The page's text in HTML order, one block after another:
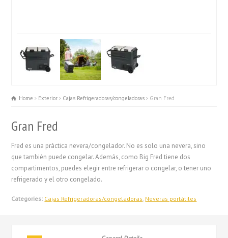
Home Exterior Cajas Refrigeradoras/congeladoras Gran Fred
Gran Fred
Fred es una práctica nevera/congelador. No es solo una nevera, sino
que también puede congelar. Además, como Big Fred tiene dos
compartimentos, puedes elegir entre refrigerar o congelar, o tener uno
refrigerado y el otro congelado.
Categories: Cajas Refrigeradoras/congeladoras, Neveras portátiles